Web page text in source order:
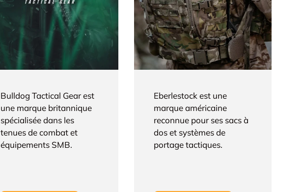
Bulldog Tactical Gear est
une marque britannique
spécialisée dans les
tenues de combat et
équipements SMB.
Eberlestock est une
marque américaine
reconnue pour ses sacs à
dos et systèmes de
portage tactiques.